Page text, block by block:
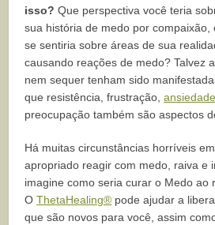
isso? Que perspectiva você teria
sua história de medo por compaixão,
se sentiria sobre áreas de sua
causando reações de medo? Talvez
nem sequer tenham sido
que resistência, frustração,ansiedade
preocupação também são aspectos
Há muitas circunstâncias horríveis
apropriado reagir com medo, raiva e
imagine como seria curar o Medo ao
OThetaHealing® pode ajudar a
que são novos para você, assim